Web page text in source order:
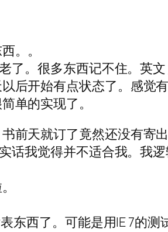
。。
了。很多东西记不住。英文
后开始有点状态了。感觉
单的实现了。
前天就订了竟然还没有寄出
话我觉得并不适合我。我
东西了。可能是用IE 7的测